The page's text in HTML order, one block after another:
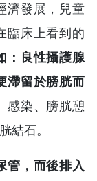
濟發展，兒童
臨床上看到的
：良性攝護腺
滯留於膀胱而
感染、膀胱憩
結石。
管，而後排入